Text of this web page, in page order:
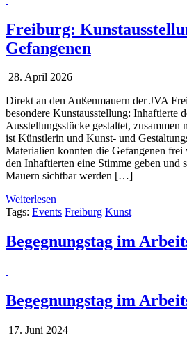
Freiburg:
Gefangenen
28. April 2026
Direkt an den Außenmauern der JVA
besondere Kunstausstellung: Inhaftierte
Ausstellungsstücke gestaltet,
ist Künstlerin und Kunst- und
Materialien konnten die Gefangenen
den Inhaftierten eine Stimme geben und
Mauern sichtbar werden […]
Weiterlesen
Tags: Events Freiburg Kunst
Begegnungstag im
Begegnungstag im
17. Juni 2024